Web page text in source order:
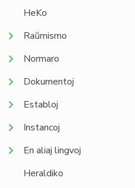
HeKo
Raŭmismo
Normaro
Dokumentoj
Establoj
Instancoj
En aliaj lingvoj
Heraldiko